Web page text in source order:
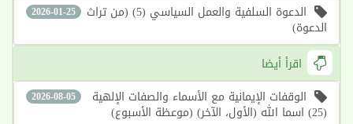
2026-01-25 الدعوة السلفية والعمل السياسي (5) (من تراث
الدعوة)
اقرأ أيضا
2026-08-05 الوقفات الإيمانية مع الأسماء والصفات الإلهية
(25) اسما الله (الأول، الآخر) (موعظة الأسبوع)